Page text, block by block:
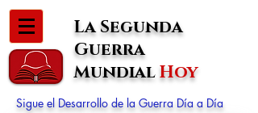
La Segunda
Guerra
MundialHoy
Sigue el Desarrollo de la Guerra Día a Día